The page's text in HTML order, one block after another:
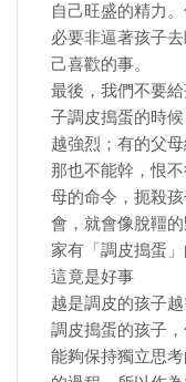
自己旺盛的精力
必要非逼著孩子
己喜歡的事。
最後，我們不要
子調皮搗蛋的時
越強烈；有的父
那也不能幹，恨
母的命令，扼殺
會，就會像脫韁的
家有「調皮搗蛋
這竟是好事
越是調皮的孩子
調皮搗蛋的孩子
能夠保持獨立思